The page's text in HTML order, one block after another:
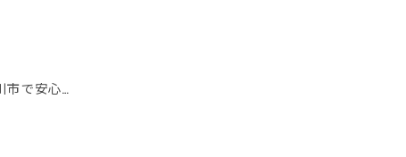
和歌山県紀の川市で安心を支えるヘルパーステーションの魅力とは？